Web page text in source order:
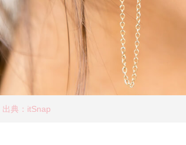
出典：itSnap